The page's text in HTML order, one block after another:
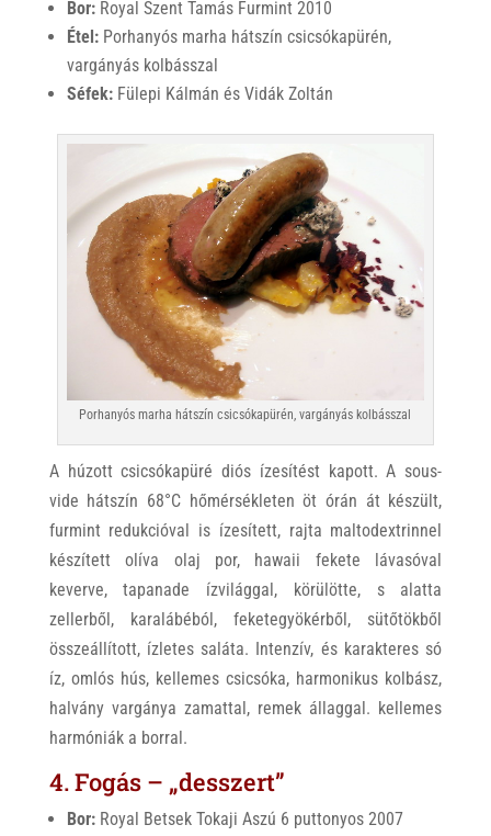
Bor:Royal Szent Tamás Furmint 2010
Étel:Porhanyós marha hátszín csicsókapürén,
vargányás kolbásszal
Séfek: Fülepi Kálmán és Vidák Zoltán
Porhanyós marha hátszín csicsókapürén, vargányás kolbásszal
A húzott csicsókapüré diós ízesítést kapott. A sous-
vide hátszín 68°C hőmérsékleten öt órán át készült,
furmint redukcióval is ízesített, rajta maltodextrinnel
készített olíva olaj por, hawaii fekete lávasóval
keverve, tapanade ízvilággal, körülötte, s alatta
zellerből, karalábéból, feketegyökérből, sütőtökből
összeállított, ízletes saláta. Intenzív, és karakteres só
íz, omlós hús, kellemes csicsóka, harmonikus kolbász,
halvány vargánya zamattal, remek állaggal. kellemes
harmóniák a borral.
4. Fogás – „desszert”
Bor:Royal Betsek Tokaji Aszú 6 puttonyos 2007